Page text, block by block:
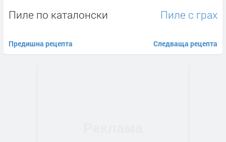
Пиле по каталонски
Предишна рецепта
Пиле с грах
Следваща рецепта